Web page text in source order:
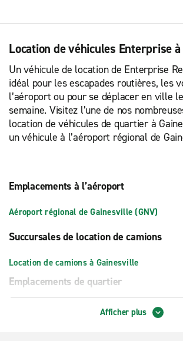
Location de véhicules Enterprise
Un véhicule de location de Enterprise
idéal pour les escapades routières, les
l’aéroport ou pour se déplacer en ville
semaine. Visitez l’une de nos
location de véhicules de quartier à
un véhicule à l’aéroport régional de
Emplacements à l’aéroport
Aéroport régional de Gainesville (GNV)
Succursales de location de camions
Location de camions à Gainesville
Emplacements de quartier
Gainesville – NW 39th Ave.Afficher plus